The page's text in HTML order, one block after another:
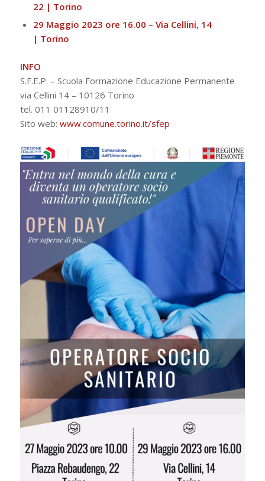
22 | Torino
29 Maggio 2023 ore 16.00 – Via Cellini, 14
| Torino
INFO
S.F.E.P. – Scuola Formazione Educazione Permanente
via Cellini 14 – 10126 Torino
tel. 011 01128910/11
Sito web: www.comune.torino.it/sfep